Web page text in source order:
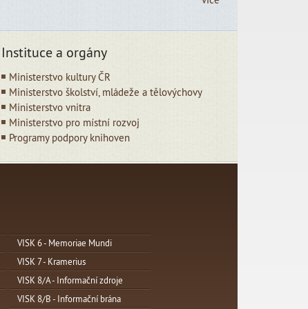
Instituce a orgány
Ministerstvo kultury ČR
Ministerstvo školství, mládeže a tělovýchovy
Ministerstvo vnitra
Ministerstvo pro místní rozvoj
Programy podpory knihoven
VISK 6 - Memoriae Mundi
VISK 7 - Kramerius
VISK 8/A - Informační zdroje
VISK 8/B - Informační brána